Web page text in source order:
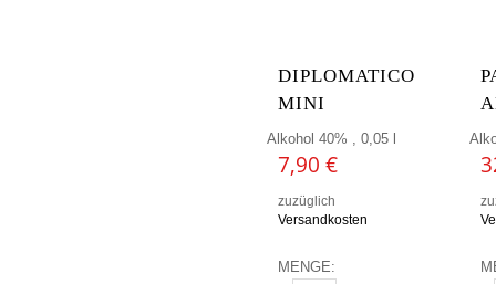
DIPLOMATICO
MINI
Alkohol 40% , 0,05 l
7,90 €
zuzüglich
Versandkosten
MENGE: